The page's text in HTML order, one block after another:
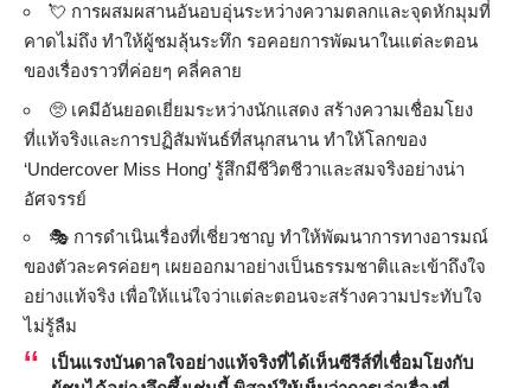
💘 การผสมผสานอันอบอุ่นระหว่างความตลกและจุดหักมุมที่
คาดไม่ถึง ทำให้ผู้ชมลุ้นระทึก รอคอยการพัฒนาในแต่ละตอน
ของเรื่องราวที่ค่อยๆ คลี่คลาย
🥺 เคมีอันยอดเยี่ยมระหว่างนักแสดง สร้างความเชื่อมโยง
ที่แท้จริงและการปฏิสัมพันธ์ที่สนุกสนาน ทำให้โลกของ
‘Undercover Miss Hong’ รู้สึกมีชีวิตชีวาและสมจริงอย่างน่า
อัศจรรย์
🎭 การดำเนินเรื่องที่เชี่ยวชาญ ทำให้พัฒนาการทางอารมณ์
ของตัวละครค่อยๆ เผยออกมาอย่างเป็นธรรมชาติและเข้าถึงใจ
อย่างแท้จริง เพื่อให้แน่ใจว่าแต่ละตอนจะสร้างความประทับใจ
ไม่รู้ลืม
เป็นแรงบันดาลใจอย่างแท้จริงที่ได้เห็นซีรีส์ที่เชื่อมโยงกับ